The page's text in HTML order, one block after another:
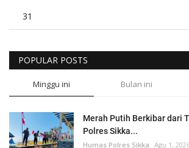
31
POPULAR POSTS
Minggu ini Bulan ini
Merah Putih Berkibar dari
Polres Sikka...
Humas Polres Sikka Agu 1,